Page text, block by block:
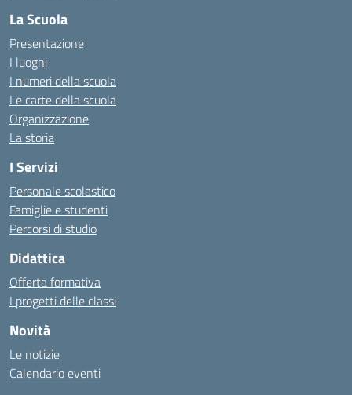
La Scuola
Presentazione
I luoghi
I numeri della scuola
Le carte della scuola
Organizzazione
La storia
I Servizi
Personale scolastico
Famiglie e studenti
Percorsi di studio
Didattica
Offerta formativa
I progetti delle classi
Novità
Le notizie
Calendario eventi